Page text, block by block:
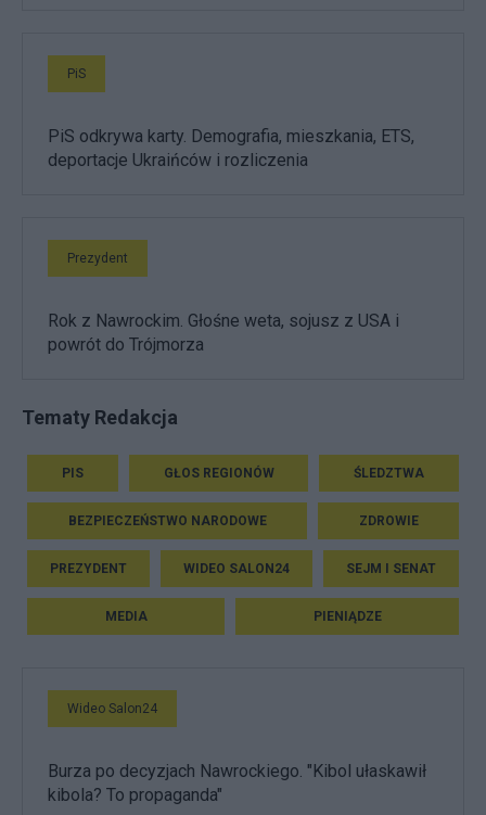
PiS
PiS odkrywa karty. Demografia, mieszkania, ETS,
deportacje Ukraińców i rozliczenia
Prezydent
Rok z Nawrockim. Głośne weta, sojusz z USA i
powrót do Trójmorza
Tematy Redakcja
PIS GŁOS REGIONÓW ŚLEDZTWA
BEZPIECZEŃSTWO NARODOWE ZDROWIE
PREZYDENT WIDEO SALON24 SEJM I SENAT
MEDIA PIENIĄDZE
Wideo Salon24
Burza po decyzjach Nawrockiego. "Kibol ułaskawił
kibola? To propaganda"